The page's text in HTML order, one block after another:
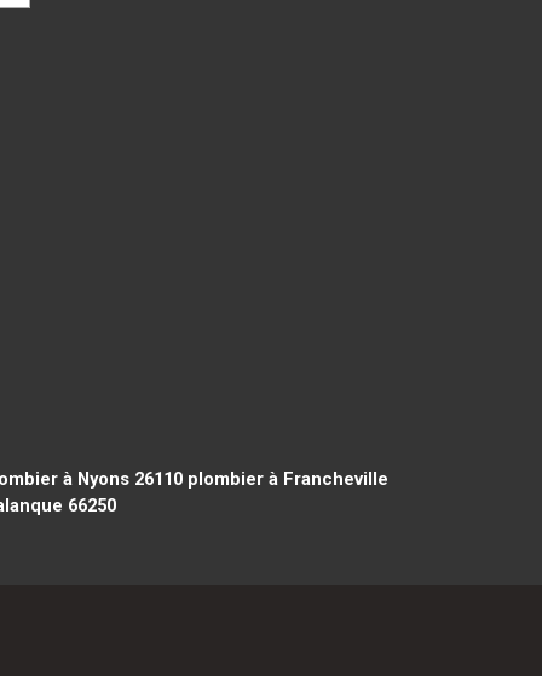
à Nyons 26110plombier à Francheville
66250